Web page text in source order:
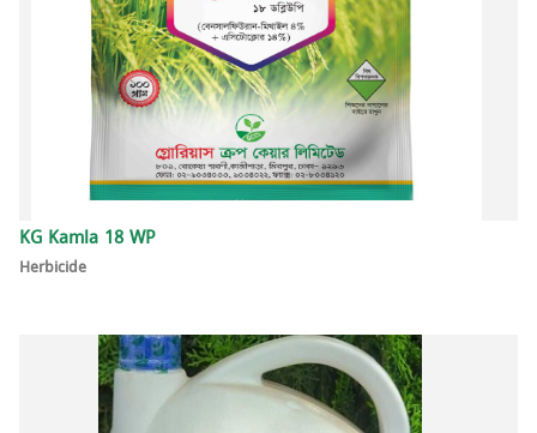
KG Kamla 18 WP
Herbicide